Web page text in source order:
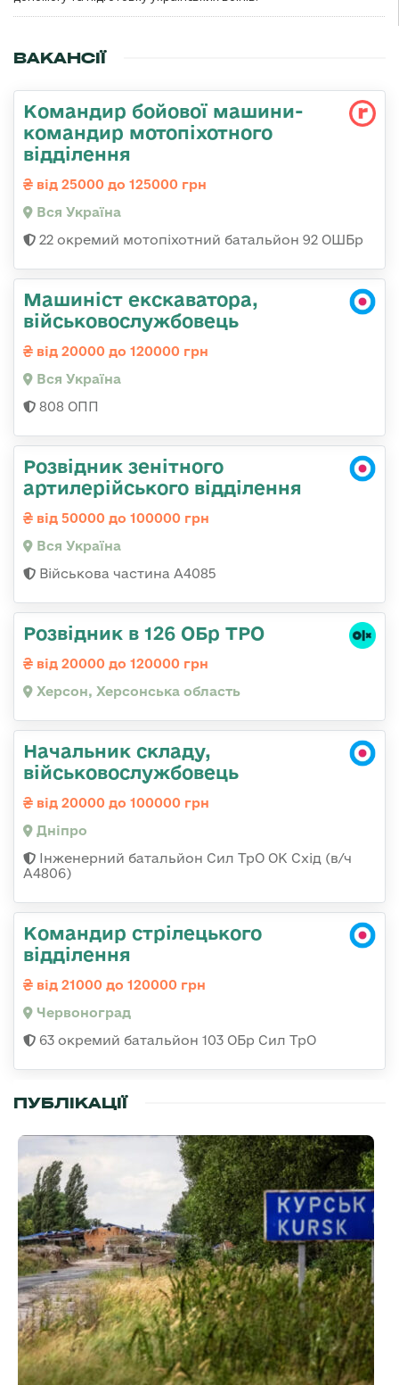
ВАКАНСІЇ
Командир бойової машини-
командир мотопіхотного
відділення
від 25000 до 125000 грн
Вся Україна
22 окремий мотопіхотний батальйон 92 ОШБр
Машиніст екскаватора,
військовослужбовець
від 20000 до 120000 грн
Вся Україна
808 ОПП
Розвідник зенітного
артилерійського відділення
від 50000 до 100000 грн
Вся Україна
Військова частина А4085
Розвідник в 126 ОБр ТРО
від 20000 до 120000 грн
Херсон, Херсонська область
Начальник складу,
військовослужбовець
від 20000 до 100000 грн
Дніпро
Інженерний батальйон Сил ТрО ОК Схід (в/ч
А4806)
Командир стрілецького
відділення
від 21000 до 120000 грн
Червоноград
63 окремий батальйон 103 ОБр Сил ТрО
ПУБЛІКАЦІЇ